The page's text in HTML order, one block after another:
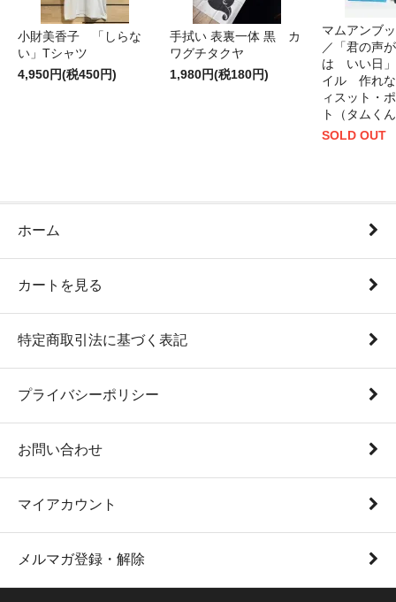
小財美香子 「しらな
い」Tシャツ
4,950円(税450円)
手拭い 表裏一体 黒 カ
ワグチタクヤ
1,980円(税180円)
マムアンブ
／「君の声
は いい日」
イル 作れ
ィスット・
ト（タムく
SOLD OUT
ホーム
カートを見る
特定商取引法に基づく表記
プライバシーポリシー
お問い合わせ
マイアカウント
メルマガ登録・解除